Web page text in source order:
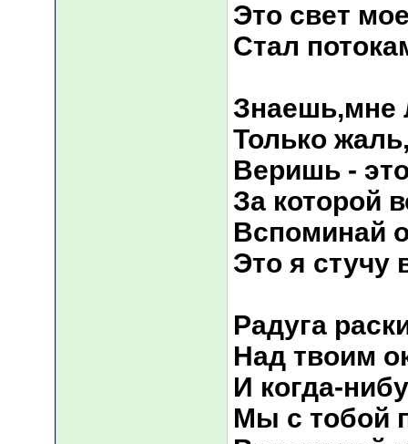
Это свет
Стал
Знаешь,мне
Только
Веришь -
За которой
Вспоминай
Это я стучу
Радуга
Hад твоим
И когда-
Мы с тобой